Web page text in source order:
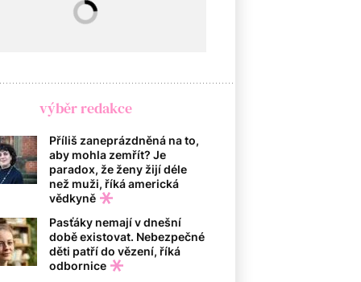
výběr redakce
Příliš zaneprázdněná na to,
aby mohla zemřít? Je
paradox, že ženy žijí déle
než muži, říká americká
vědkyně
Pasťáky nemají v dnešní
době existovat. Nebezpečné
děti patří do vězení, říká
odbornice